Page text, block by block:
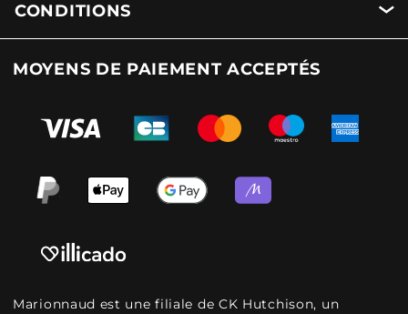
CONDITIONS
MOYENS DE PAIEMENT ACCEPTÉS
Marionnaud est une filiale de CK Hutchison, un